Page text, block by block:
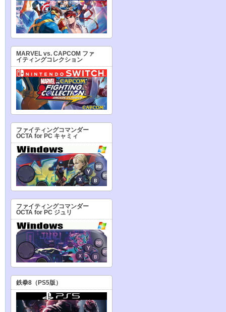
MARVEL vs. CAPCOM ファ
イティングコレクション
ファイティングコマンダー
OCTA for PC キャミィ
ファイティングコマンダー
OCTA for PC ジュリ
鉄拳8（PS5版）